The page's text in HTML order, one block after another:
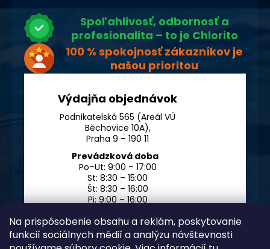
Na prispôsobenie obsahu a reklám, poskytovanie
funkcií sociálnych médií a analýzu návštevnosti
Spoľahlivosť, odbornosť a
profesionalita – to je Chlorito
100 % spokojnosť zákazníkov je
našou prioritou
Výdajňa objednávok
Podnikatelská 565 (Areál VÚ
Běchovice 10A),
Praha 9 – 190 11
Prevádzková doba
Po–Ut: 9:00 – 17:00
St: 8:30 – 15:00
Št: 8:30 – 16:00
Pi: 9:00 – 16:00